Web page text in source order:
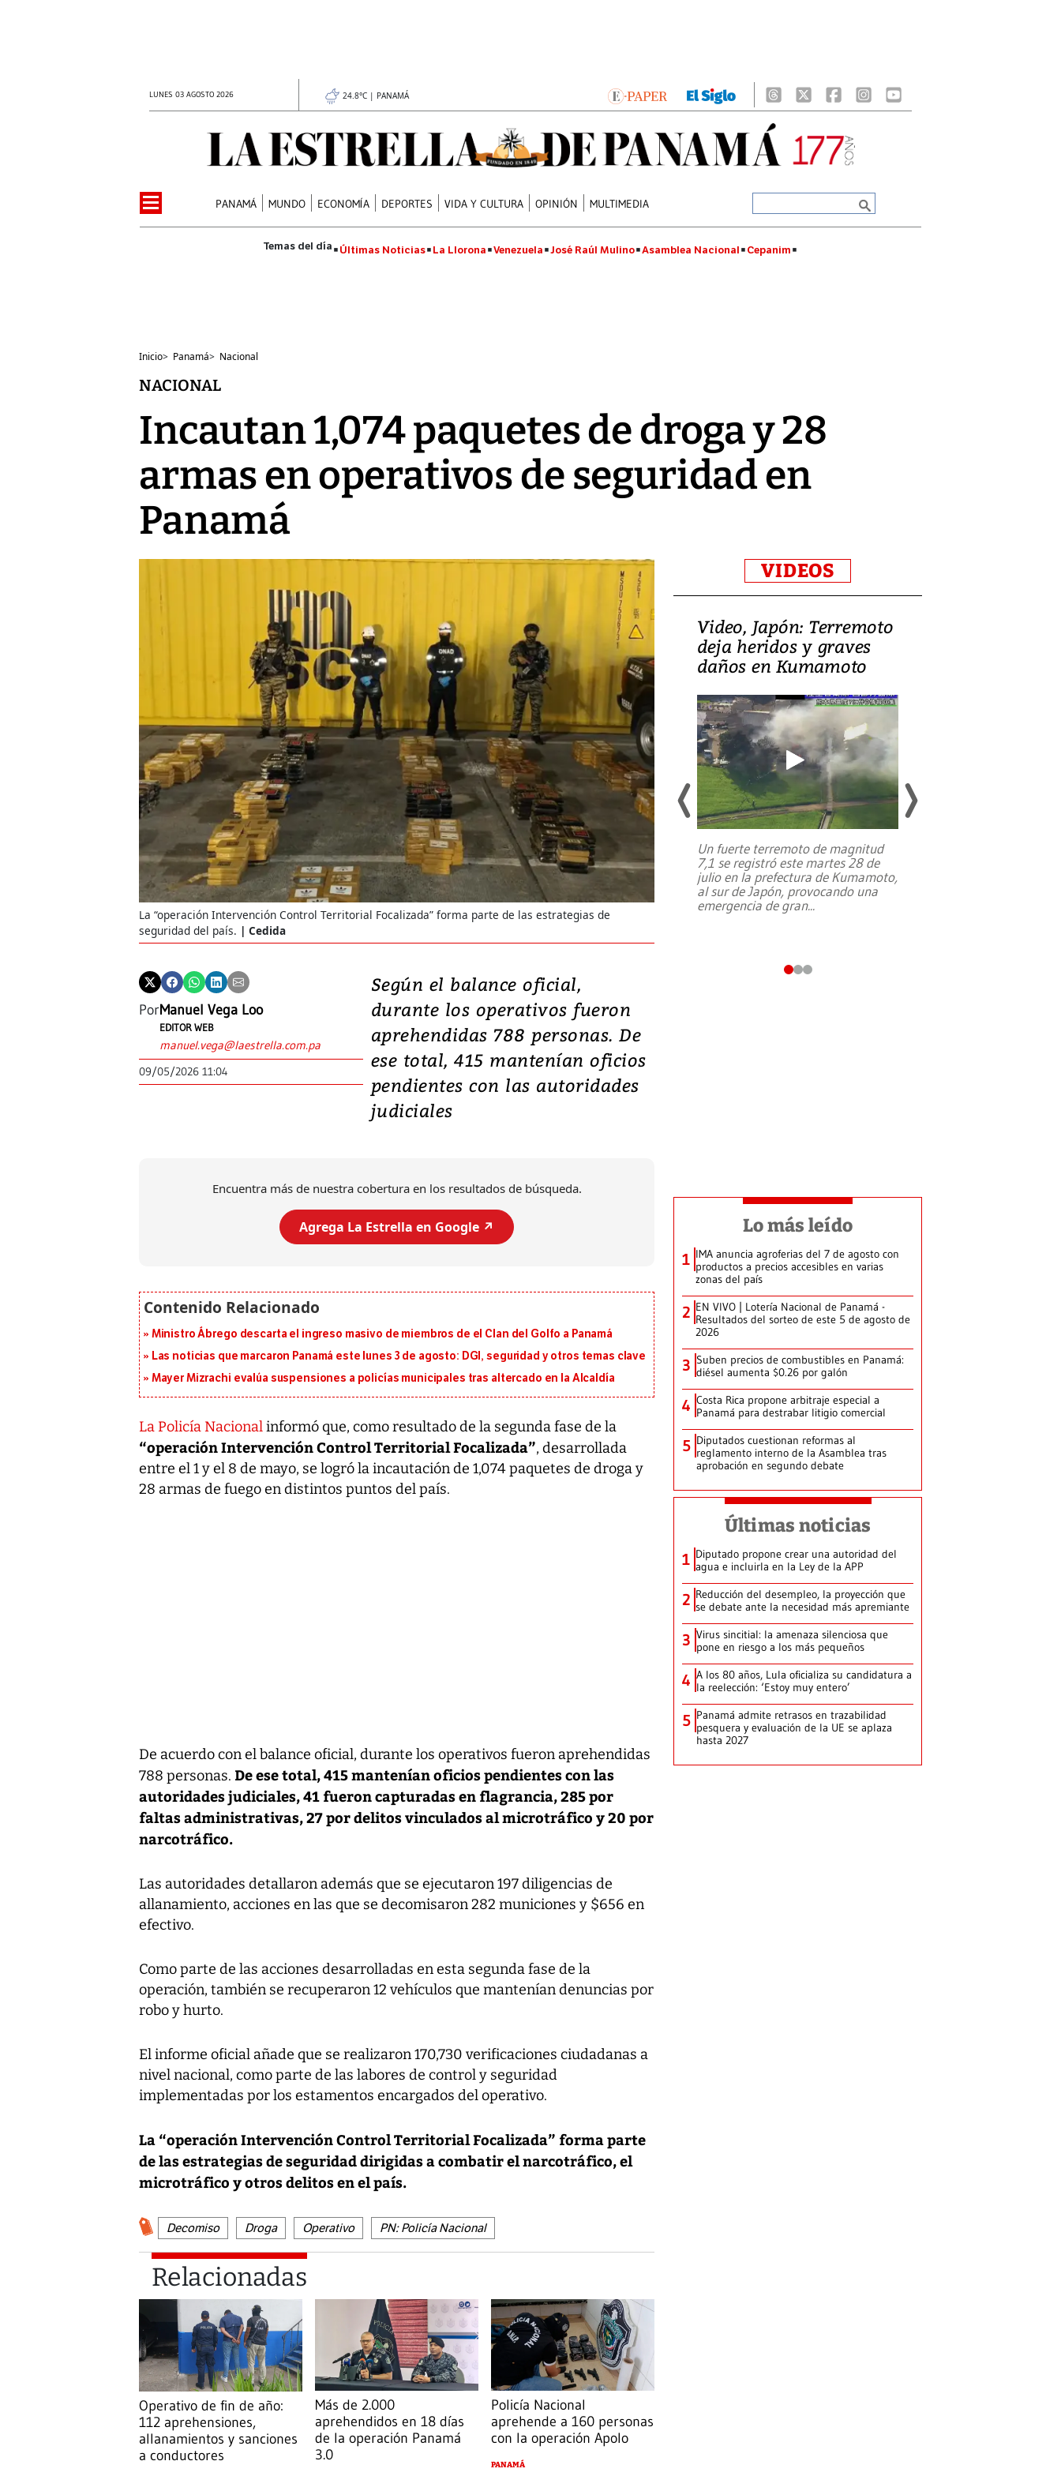
LUNES 03 AGOSTO 2026 24.8°C | PANAMÁ
PANAMÁ MUNDO ECONOMÍA DEPORTES VIDA Y CULTURA OPINIÓN MULTIMEDIA
Últimas Noticias La Llorona Venezuela José Raúl Mulino Asamblea Nacional Cepanim
Inicio> Panamá> Nacional
NACIONAL
Incautan 1,074 paquetes de droga y 28
armas en operativos de seguridad en
Panamá
La “operación Intervención Control Territorial Focalizada” forma parte de las estrategias de
seguridad del país.
Cedida
PorManuel Vega Loo
EDITOR WEB
manuel.vega@laestrella.com.pa
09/05/2026 11:04
Según el balance oficial,
durante los operativos fueron
aprehendidas 788 personas. De
ese total, 415 mantenían oficios
pendientes con las autoridades
judiciales
Encuentra más de nuestra cobertura en los resultados de búsqueda.
Agrega La Estrella en Google ↗️
Ministro Ábrego descarta el ingreso masivo de miembros de el Clan del Golfo a Panamá
Las noticias que marcaron Panamá este lunes 3 de agosto: DGI, seguridad y otros temas clave
Mayer Mizrachi evalúa suspensiones a policías municipales tras altercado en la Alcaldía
La Policía Nacionalinformó que, como resultado de la segunda fase de la
“operación Intervención Control Territorial Focalizada”, desarrollada
entre el 1 y el 8 de mayo, se logró la incautación de 1,074 paquetes de droga y
28 armas de fuego en distintos puntos del país.
De acuerdo con el balance oficial, durante los operativos fueron aprehendidas
788 personas. De ese total, 415 mantenían oficios pendientes con las
autoridades judiciales, 41 fueron capturadas en flagrancia, 285 por
faltas administrativas, 27 por delitos vinculados al microtráfico y 20 por
narcotráfico.
Las autoridades detallaron además que se ejecutaron 197 diligencias de
allanamiento, acciones en las que se decomisaron 282 municiones y $656 en
efectivo.
Como parte de las acciones desarrolladas en esta segunda fase de la
operación, también se recuperaron 12 vehículos que mantenían denuncias por
robo y hurto.
El informe oficial añade que se realizaron 170,730 verificaciones ciudadanas a
nivel nacional, como parte de las labores de control y seguridad
implementadas por los estamentos encargados del operativo.
La “operación Intervención Control Territorial Focalizada” forma parte
de las estrategias de seguridad dirigidas a combatir el narcotráfico, el
microtráfico y otros delitos en el país.
Decomiso Droga Operativo PN: Policía Nacional
Relacionadas
Operativo de fin de año:
112 aprehensiones,
allanamientos y sanciones
a conductores
Más de 2.000
aprehendidos en 18 días
de la operación Panamá
3.0
Policía Nacional
aprehende a 160 personas
con la operación Apolo
PANAMÁ
VIDEOS
Isidro Carbonell,
director de la Lotería:
‘Vamos a ser más
transparentes, tengan fe
El director de la Lotería Nacional de
Beneficencia habla de la lotería
clandestina, auditorías internas y su
plan para modernizar la institución
Video, Japón: Terremoto
deja heridos y graves
daños en Kumamoto
Un fuerte terremoto de magnitud
7,1 se registró este martes 28 de
julio en la prefectura de Kumamoto,
al sur de Japón, provocando una
emergencia de gran...
Lo más leído
1 IMA anuncia agroferias del 7 de agosto con
productos a precios accesibles en varias
zonas del país
2 EN VIVO | Lotería Nacional de Panamá -
Resultados del sorteo de este 5 de agosto de
2026
3 Suben precios de combustibles en Panamá:
diésel aumenta $0.26 por galón
4 Costa Rica propone arbitraje especial a
Panamá para destrabar litigio comercial
5 Diputados cuestionan reformas al
reglamento interno de la Asamblea tras
aprobación en segundo debate
Últimas noticias
1 Diputado propone crear una autoridad del
agua e incluirla en la Ley de la APP
2 Reducción del desempleo, la proyección que
se debate ante la necesidad más apremiante
3 Virus sincitial: la amenaza silenciosa que
pone en riesgo a los más pequeños
4 A los 80 años, Lula oficializa su candidatura a
la reelección: ‘Estoy muy entero’
5 Panamá admite retrasos en trazabilidad
pesquera y evaluación de la UE se aplaza
hasta 2027